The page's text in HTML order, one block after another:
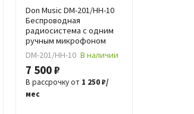
Don Music DM-201/HH-10
Беспроводная
радиосистема с одним
ручным микрофоном
DM-201/HH-10 В наличии
7 500 ₽
В рассрочку от 1 250 ₽/
мес